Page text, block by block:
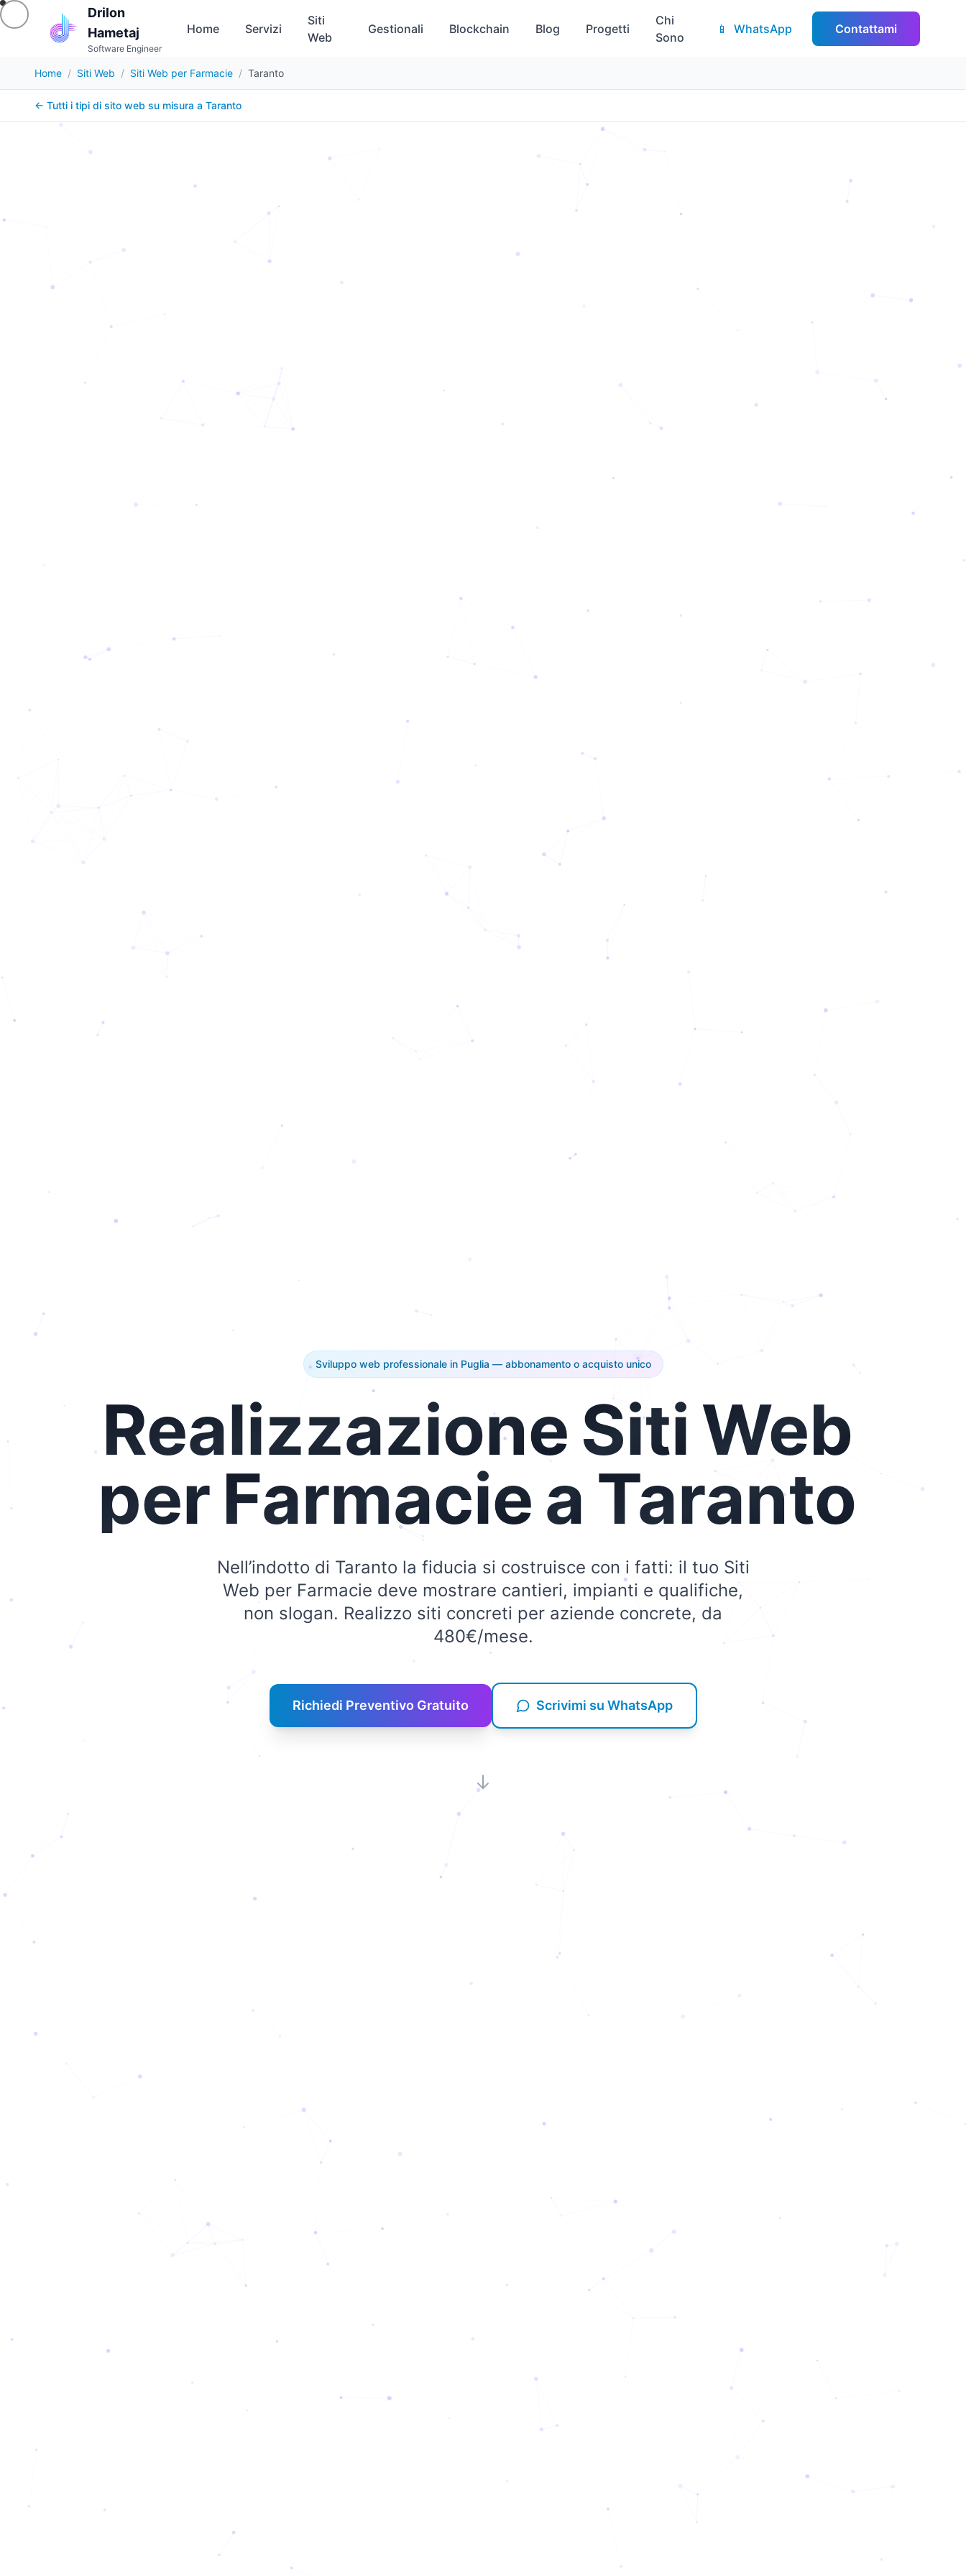
Drilon
Hametaj
Software Engineer
Home Servizi
Siti
Web
Gestionali Blockchain Blog Progetti
Chi
Sono
📱 WhatsApp Contattami
Home / Siti Web / Siti Web per Farmacie / Taranto
← Tutti i tipi di sito web su misura a Taranto
Sviluppo web professionale in Puglia — abbonamento o acquisto unico
RealizzazioneSitiWeb
perFarmaciea Taranto
Nell’indotto di Taranto la fiducia si costruisce con i fatti: il tuo Siti
Web per Farmacie deve mostrare cantieri, impianti e qualifiche,
non slogan. Realizzo siti concreti per aziende concrete, da
480€/mese.
Richiedi Preventivo Gratuito Scrivimi su WhatsApp